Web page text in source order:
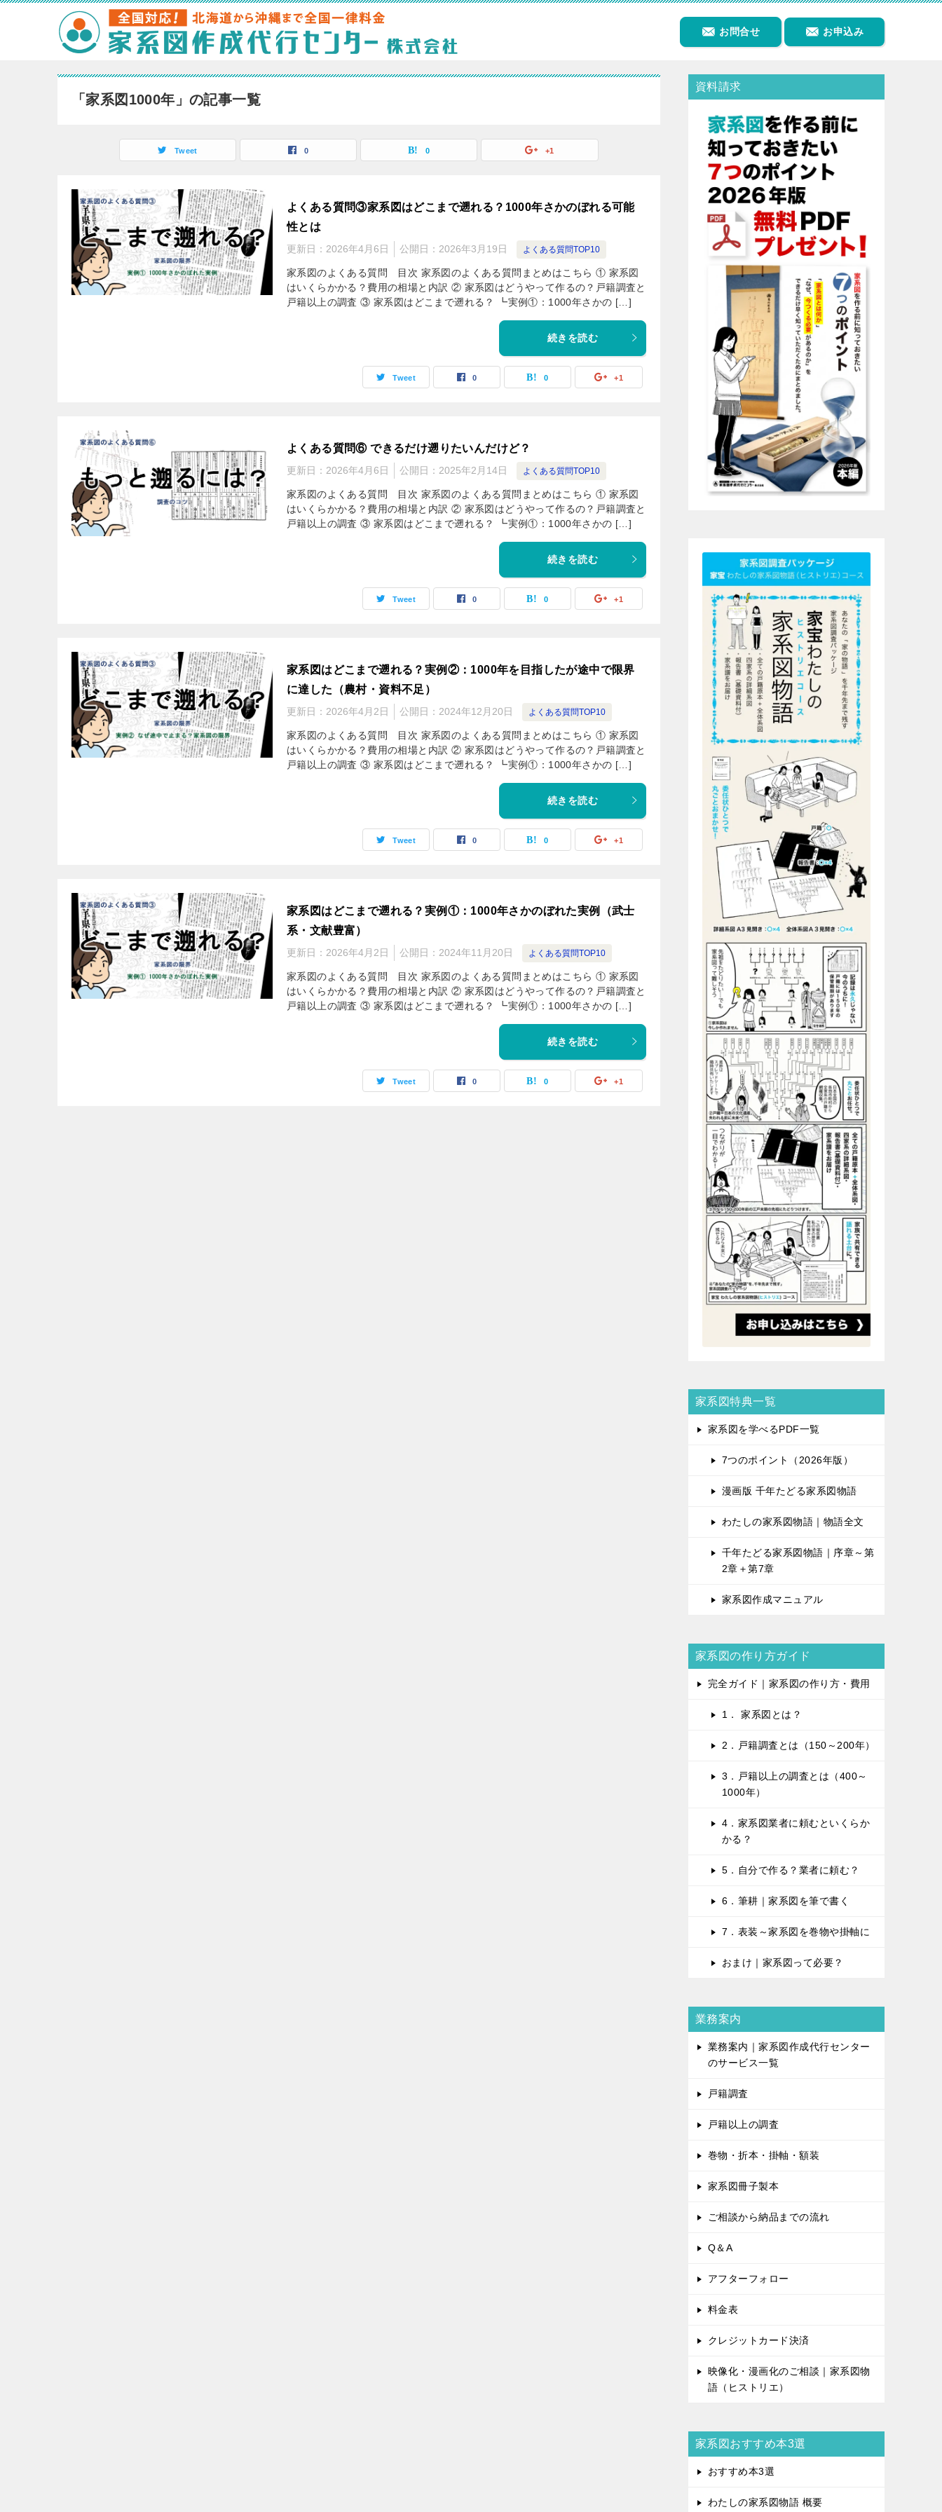
お問合せ お申込み
「家系図1000年」の記事一覧
Tweet 0 0 +1
よくある質問③家系図はどこまで遡れる？1000年さかのぼれる可能
性とは
更新日： 2026年4月6日 公開日： 2026年3月19日 よくある質問TOP10
家系図のよくある質問 目次 家系図のよくある質問まとめはこちら ① 家系図
はいくらかかる？費用の相場と内訳 ② 家系図はどうやって作るの？戸籍調査と
戸籍以上の調査 ③ 家系図はどこまで遡れる？ ┗実例①：1000年さかの […]
続きを読む
Tweet 0 0 +1
よくある質問⑥ できるだけ遡りたいんだけど？
更新日： 2026年4月6日 公開日： 2025年2月14日 よくある質問TOP10
家系図のよくある質問 目次 家系図のよくある質問まとめはこちら ① 家系図
はいくらかかる？費用の相場と内訳 ② 家系図はどうやって作るの？戸籍調査と
戸籍以上の調査 ③ 家系図はどこまで遡れる？ ┗実例①：1000年さかの […]
続きを読む
Tweet 0 0 +1
家系図はどこまで遡れる？実例②：1000年を目指したが途中で限界
に達した（農村・資料不足）
更新日： 2026年4月2日 公開日： 2024年12月20日 よくある質問TOP10
家系図のよくある質問 目次 家系図のよくある質問まとめはこちら ① 家系図
はいくらかかる？費用の相場と内訳 ② 家系図はどうやって作るの？戸籍調査と
戸籍以上の調査 ③ 家系図はどこまで遡れる？ ┗実例①：1000年さかの […]
続きを読む
Tweet 0 0 +1
家系図はどこまで遡れる？実例①：1000年さかのぼれた実例（武士
系・文献豊富）
更新日： 2026年4月2日 公開日： 2024年11月20日 よくある質問TOP10
家系図のよくある質問 目次 家系図のよくある質問まとめはこちら ① 家系図
はいくらかかる？費用の相場と内訳 ② 家系図はどうやって作るの？戸籍調査と
戸籍以上の調査 ③ 家系図はどこまで遡れる？ ┗実例①：1000年さかの […]
続きを読む
Tweet 0 0 +1
資料請求
家系図特典一覧
家系図を学べるPDF一覧
7つのポイント（2026年版）
漫画版 千年たどる家系図物語
わたしの家系図物語｜物語全文
千年たどる家系図物語｜序章～第
2章＋第7章
家系図作成マニュアル
家系図の作り方ガイド
完全ガイド｜家系図の作り方・費用
1． 家系図とは？
2．戸籍調査とは（150～200年）
3．戸籍以上の調査とは（400～
1000年）
4．家系図業者に頼むといくらか
かる？
5．自分で作る？業者に頼む？
6．筆耕｜家系図を筆で書く
7．表装～家系図を巻物や掛軸に
おまけ｜家系図って必要？
業務案内
業務案内｜家系図作成代行センター
のサービス一覧
戸籍調査
戸籍以上の調査
巻物・折本・掛軸・額装
家系図冊子製本
ご相談から納品までの流れ
Q＆A
アフターフォロー
料金表
クレジットカード決済
映像化・漫画化のご相談｜家系図物
語（ヒストリエ）
家系図おすすめ本3選
おすすめ本3選
わたしの家系図物語 概要